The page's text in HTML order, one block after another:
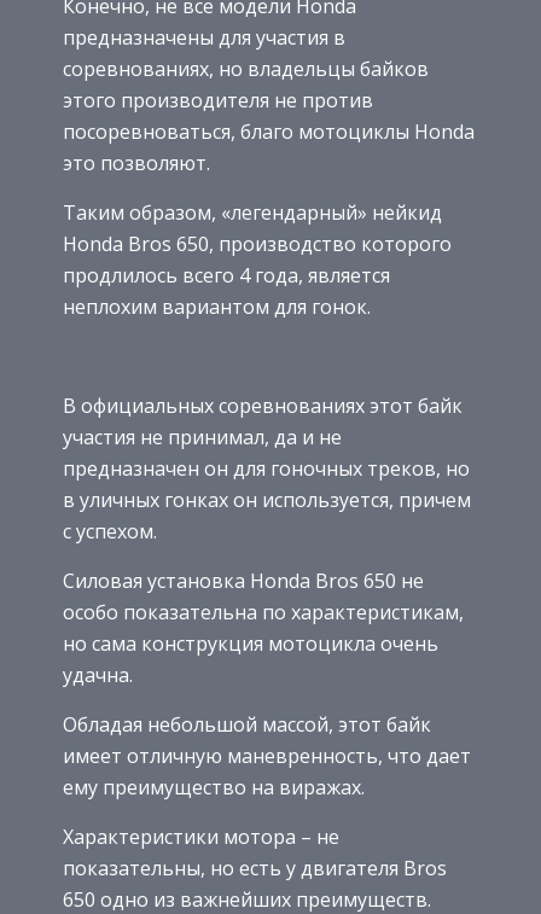
Конечно, не все модели Honda
предназначены для участия в
соревнованиях, но владельцы байков
этого производителя не против
посоревноваться, благо мотоциклы Honda
это позволяют.
Таким образом, «легендарный» нейкид
Honda Bros 650, производство которого
продлилось всего 4 года, является
неплохим вариантом для гонок.
В официальных соревнованиях этот байк
участия не принимал, да и не
предназначен он для гоночных треков, но
в уличных гонках он используется, причем
с успехом.
Силовая установка Honda Bros 650 не
особо показательна по характеристикам,
но сама конструкция мотоцикла очень
удачна.
Обладая небольшой массой, этот байк
имеет отличную маневренность, что дает
ему преимущество на виражах.
Характеристики мотора – не
показательны, но есть у двигателя Bros
650 одно из важнейших преимуществ.